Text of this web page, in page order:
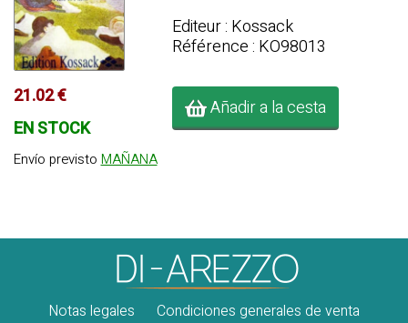
21.02 €
EN STOCK
Envío previsto MAÑANA
Editeur : Kossack
Référence : KO98013
Añadir a la cesta
Notas legales Condiciones generales de venta